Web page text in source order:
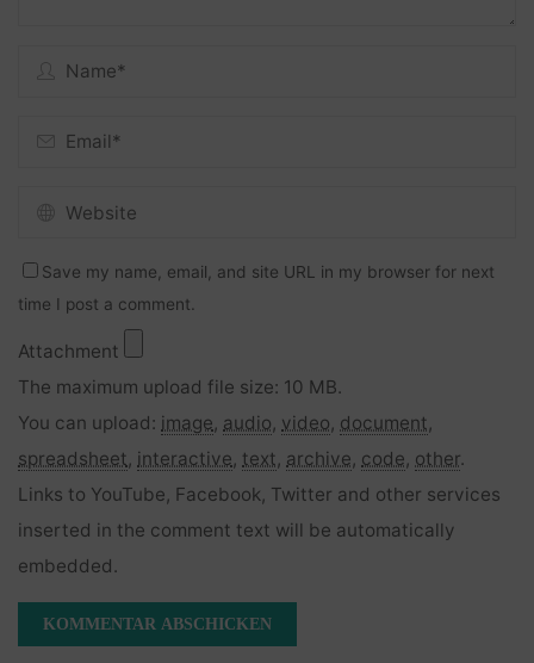
Save my name, email, and site URL in my browser for next
time I post a comment.
Attachment
The maximum upload file size: 10 MB.
You can upload: image, audio, video, document,
spreadsheet, interactive, text, archive, code, other.
Links to YouTube, Facebook, Twitter and other services
inserted in the comment text will be automatically
embedded.